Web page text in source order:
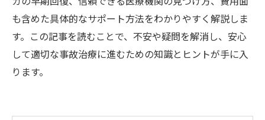
も含めた具体的なサポート方法をわかりやすく解説しま
す。この記事を読むことで、不安や疑問を解消し、安心
して適切な事故治療に進むための知識とヒントが手に入
ります。